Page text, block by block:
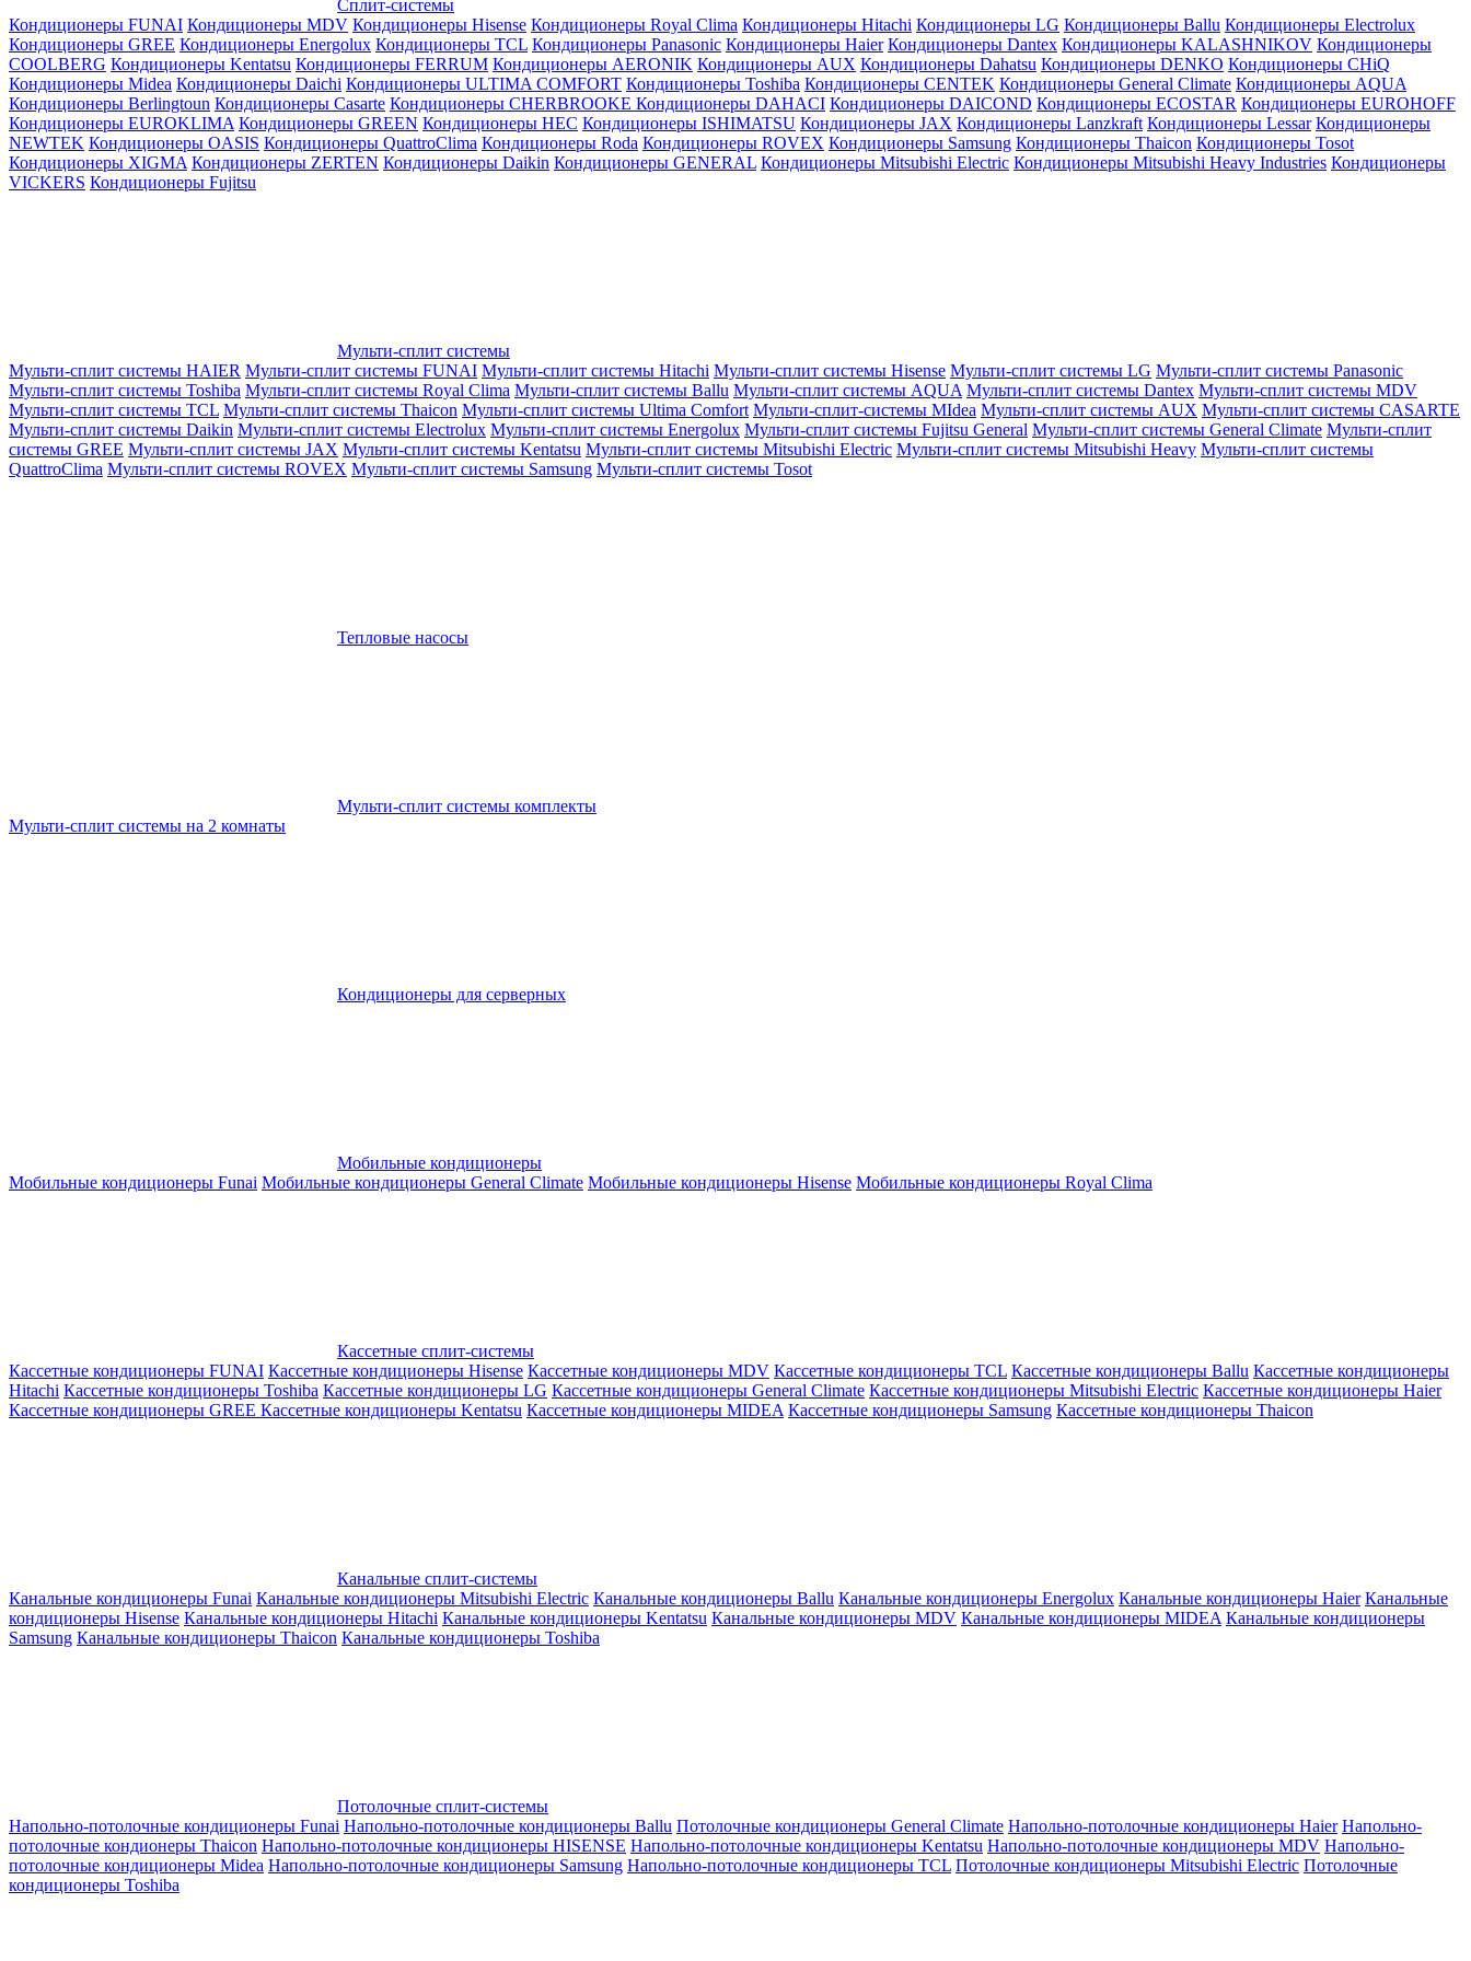
Сплит-системы
Кондиционеры FUNAI Кондиционеры MDV Кондиционеры Hisense Кондиционеры Royal Clima Кондиционеры Hitachi Кондиционеры LG Кондиционеры Ballu Кондиционеры Electrolux
Кондиционеры GREE Кондиционеры Energolux Кондиционеры TCL Кондиционеры Panasonic Кондиционеры Haier Кондиционеры Dantex Кондиционеры KALASHNIKOV Кондиционеры
СOOLBERG Кондиционеры Kentatsu Кондиционеры FERRUM Кондиционеры AERONIK Кондиционеры AUX Кондиционеры Dahatsu Кондиционеры DENKO Кондиционеры CHiQ
Кондиционеры Midea Кондиционеры Daichi Кондиционеры ULTIMA COMFORT Кондиционеры Toshiba Кондиционеры CENTEK Кондиционеры General Climate Кондиционеры AQUA
Кондиционеры Berlingtoun Кондиционеры Casarte Кондиционеры CHERBROOKE Кондиционеры DAHACI Кондиционеры DAICOND Кондиционеры ECOSTAR Кондиционеры EUROHOFF
Кондиционеры EUROKLIMA Кондиционеры GREEN Кондиционеры HEC Кондиционеры ISHIMATSU Кондиционеры JAX Кондиционеры Lanzkraft Кондиционеры Lessar Кондиционеры
NEWTEK Кондиционеры OASIS Кондиционеры QuattroClima Кондиционеры Roda Кондиционеры ROVEX Кондиционеры Samsung Кондиционеры Thaicon Кондиционеры Tosot
Кондиционеры XIGMA Кондиционеры ZERTEN Кондиционеры Daikin Кондиционеры GENERAL Кондиционеры Mitsubishi Electric Кондиционеры Mitsubishi Heavy Industries Кондиционеры
VICKERS Кондиционеры Fujitsu
Мульти-сплит системы
Мульти-сплит системы HAIER Мульти-сплит системы FUNAI Мульти-сплит системы Hitachi Мульти-сплит системы Hisense Мульти-сплит системы LG Мульти-сплит системы Panasonic
Мульти-сплит системы Toshiba Мульти-сплит системы Royal Clima Мульти-сплит системы Ballu Мульти-сплит системы AQUA Мульти-сплит системы Dantex Мульти-сплит системы MDV
Мульти-сплит системы TCL Мульти-сплит системы Thaicon Мульти-сплит системы Ultima Comfort Мульти-сплит-системы MIdea Мульти-сплит системы AUX Мульти-сплит системы CASARTE
Мульти-сплит системы Daikin Мульти-сплит системы Electrolux Мульти-сплит системы Energolux Мульти-сплит системы Fujitsu General Мульти-сплит системы General Climate Мульти-сплит
системы GREE Мульти-сплит системы JAX Мульти-сплит системы Kentatsu Мульти-сплит системы Mitsubishi Electric Мульти-сплит системы Mitsubishi Heavy Мульти-сплит системы
QuattroClima Мульти-сплит системы ROVEX Мульти-сплит системы Samsung Мульти-сплит системы Tosot
Тепловые насосы
Мульти-сплит системы комплекты
Мульти-сплит системы на 2 комнаты
Кондиционеры для серверных
Мобильные кондиционеры
Мобильные кондиционеры Funai Мобильные кондиционеры General Climate Мобильные кондиционеры Hisense Мобильные кондиционеры Royal Clima
Кассетные сплит-системы
Кассетные кондиционеры FUNAI Кассетные кондиционеры Hisense Кассетные кондиционеры MDV Кассетные кондиционеры TCL Кассетные кондиционеры Ballu Кассетные кондиционеры
Hitachi Кассетные кондиционеры Toshiba Кассетные кондиционеры LG Кассетные кондиционеры General Climate Кассетные кондиционеры Mitsubishi Electric Кассетные кондиционеры Haier
Кассетные кондиционеры GREE Кассетные кондиционеры Kentatsu Кассетные кондиционеры MIDEA Кассетные кондиционеры Samsung Кассетные кондиционеры Thaicon
Канальные сплит-системы
Канальные кондиционеры Funai Канальные кондиционеры Mitsubishi Electric Канальные кондиционеры Ballu Канальные кондиционеры Energolux Канальные кондиционеры Haier Канальные
кондиционеры Hisense Канальные кондиционеры Hitachi Канальные кондиционеры Kentatsu Канальные кондиционеры MDV Канальные кондиционеры MIDEA Канальные кондиционеры
Samsung Канальные кондиционеры Thaicon Канальные кондиционеры Toshiba
Потолочные сплит-системы
Напольно-потолочные кондиционеры Funai Напольно-потолочные кондиционеры Ballu Потолочные кондиционеры General Climate Напольно-потолочные кондиционеры Haier Напольно-
потолочные кондионеры Thaicon Напольно-потолочные кондиционеры HISENSE Напольно-потолочные кондиционеры Kentatsu Напольно-потолочные кондиционеры MDV Напольно-
потолочные кондиционеры Midea Напольно-потолочные кондиционеры Samsung Напольно-потолочные кондиционеры TCL Потолочные кондиционеры Mitsubishi Electric Потолочные
кондиционеры Toshiba